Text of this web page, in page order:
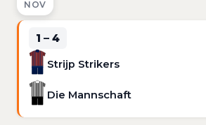
NOV
1 – 4
Strijp Strikers
Die Mannschaft